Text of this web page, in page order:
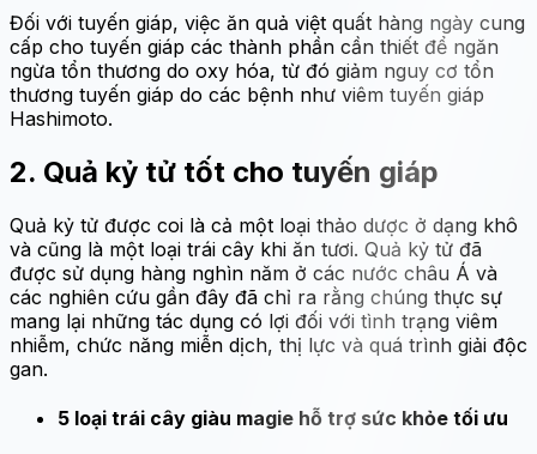
Đối với tuyến giáp, việc ăn quả việt quất hàng ngày cung
cấp cho tuyến giáp các thành phần cần thiết để ngăn
ngừa tổn thương do oxy hóa, từ đó giảm nguy cơ tổn
thương tuyến giáp do các bệnh như viêm tuyến giáp
Hashimoto.
2. Quả kỷ tử tốt cho tuyến giáp
Quả kỷ tử được coi là cả một loại thảo dược ở dạng khô
và cũng là một loại trái cây khi ăn tươi. Quả kỷ tử đã
được sử dụng hàng nghìn năm ở các nước châu Á và
các nghiên cứu gần đây đã chỉ ra rằng chúng thực sự
mang lại những tác dụng có lợi đối với tình trạng viêm
nhiễm, chức năng miễn dịch, thị lực và quá trình giải độc
gan.
5 loại trái cây giàu magie hỗ trợ sức khỏe tối ưu